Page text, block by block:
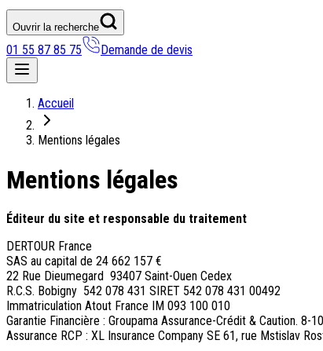
Ouvrir la recherche
01 55 87 85 75 Demande de devis
Nos coups de coeur
On adore
Notre nouveauté : Madère douceur Atlantique
Séjour en amoureux : Acacia Marina
Un circuit au charme slovène
Notre offre irrésistible : circuit Douce Andalousie
Voyage en petit groupe au Parthénope
Nos voyages
Destinations
Accueil
Mentions légales
Mentions légales
Éditeur du site et responsable du traitement
DERTOUR France
SAS au capital de 24 662 157 €
22 Rue Dieumegard 93407 Saint-Ouen Cedex
R.C.S. Bobigny 542 078 431 SIRET 542 078 431 00492
Immatriculation Atout France IM 093 100 010
Garantie Financière : Groupama Assurance-Crédit & Caution. 8-
Assurance RCP : XL Insurance Company SE 61, rue Mstislav